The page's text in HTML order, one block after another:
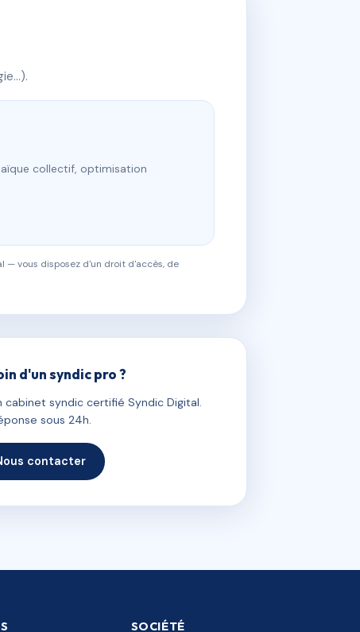
collectif, optimisation
— vous disposez d'un droit d'accès, de
d'un syndic pro ?
cabinet syndic certifié Syndic Digital.
sous 24h.
contacter
SOCIÉTÉ